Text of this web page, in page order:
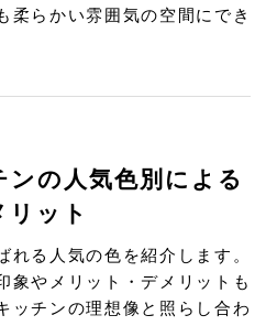
柔らかい雰囲気の空間にでき
の人気色別による
ット
れる人気の色を紹介します。
象やメリット・デメリットも
ッチンの理想像と照らし合わ